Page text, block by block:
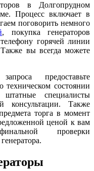
в Долгопрудном
Процесс включает в
поговорить немного
, покупка генераторов
горячей линии
вы всегда можете
предоставьте
состоянии
штатные специалисты
консультации. Также
торга в момент
ценой к вам
проверки